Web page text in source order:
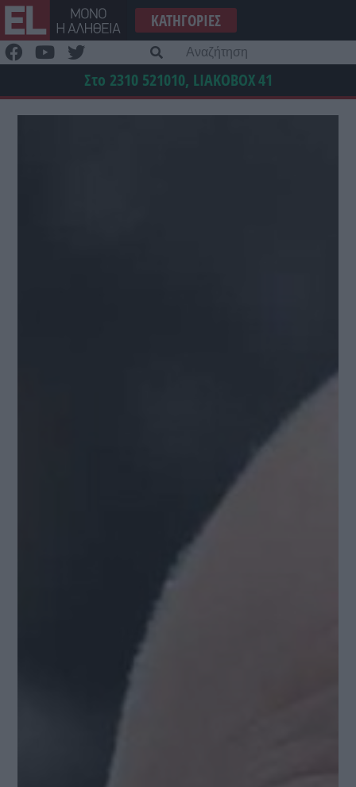
Μετάβαση
στο
περιεχόμενο
ΚΑΤΗΓΟΡΊΕΣ
Στο 2310 521010, LIAKOBOX41